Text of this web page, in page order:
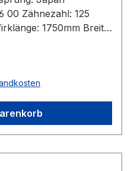
00 Zähnezahl: 125
1750mm Breite:
ja